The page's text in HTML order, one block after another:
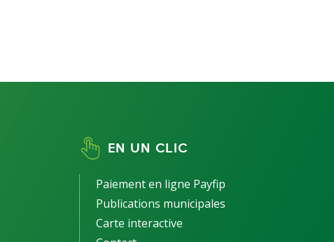
EN UN CLIC
Paiement en ligne Payfip
Publications municipales
Carte interactive